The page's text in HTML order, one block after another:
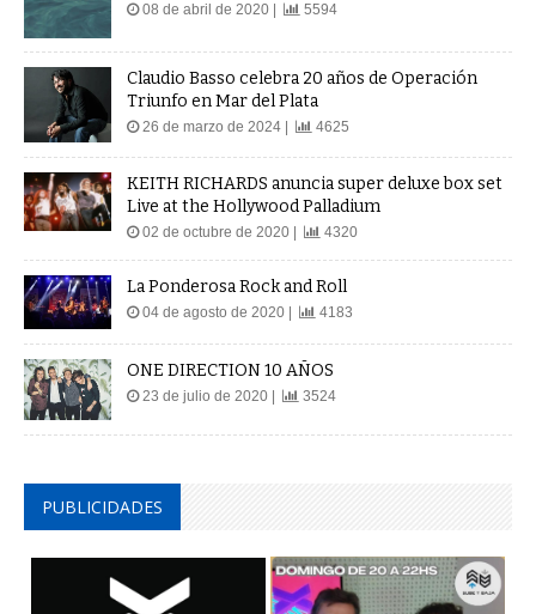
08 de abril de 2020 | 5594
Claudio Basso celebra 20 años de Operación
Triunfo en Mar del Plata
26 de marzo de 2024 | 4625
KEITH RICHARDS anuncia super deluxe box set
Live at the Hollywood Palladium
02 de octubre de 2020 | 4320
La Ponderosa Rock and Roll
04 de agosto de 2020 | 4183
ONE DIRECTION 10 AÑOS
23 de julio de 2020 | 3524
PUBLICIDADES